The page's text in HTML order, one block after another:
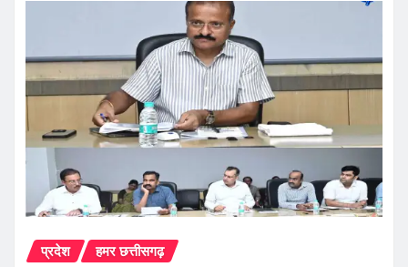
प्रदेश हमर छत्तीसगढ़